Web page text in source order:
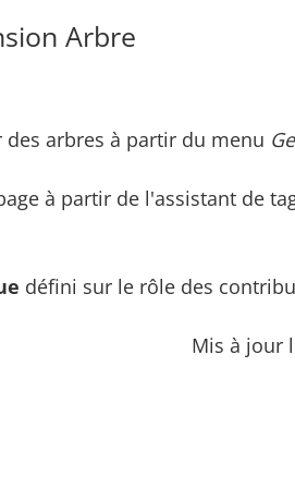
Arbre
arbres à partir du menu
à partir de l'assistant de
défini sur le rôle des
Mis à jour